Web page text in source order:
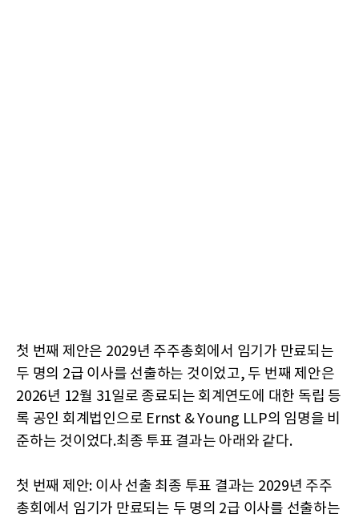
첫 번째 제안은 2029년 주주총회에서 임기가 만료되는
두 명의 2급 이사를 선출하는 것이었고, 두 번째 제안은
2026년 12월 31일로 종료되는 회계연도에 대한 독립 등
록 공인 회계법인으로 Ernst & Young LLP의 임명을 비
준하는 것이었다.최종 투표 결과는 아래와 같다.
첫 번째 제안: 이사 선출 최종 투표 결과는 2029년 주주
총회에서 임기가 만료되는 두 명의 2급 이사를 선출하는